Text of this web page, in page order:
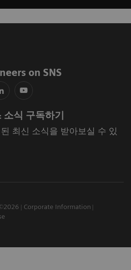
on SNS
식 구독하기
최신 소식을 받아보실 수 있
Corporate Information